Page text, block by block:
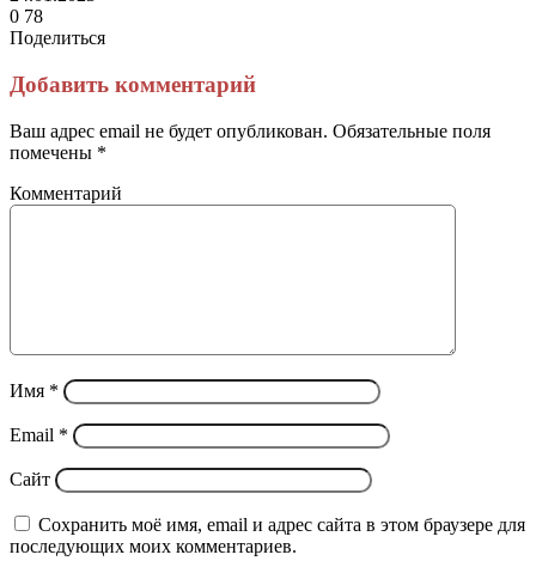
0 78
Поделиться
через
электронную
почту
Добавить комментарий
Ваш адрес email не будет опубликован. Обязательные поля
помечены *
Комментарий
Имя *
Email *
Сайт
Сохранить моё имя, email и адрес сайта в этом браузере для
последующих моих комментариев.